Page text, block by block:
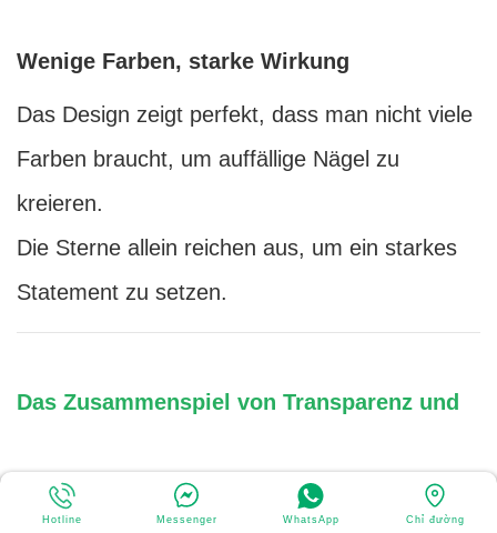
Wenige Farben, starke Wirkung
Das Design zeigt perfekt, dass man nicht viele
Farben braucht, um auffällige Nägel zu
kreieren.
Die Sterne allein reichen aus, um ein starkes
Statement zu setzen.
Das Zusammenspiel von Transparenz und
Metallic-Effekten
Hotline Messenger WhatsApp Chỉ đường